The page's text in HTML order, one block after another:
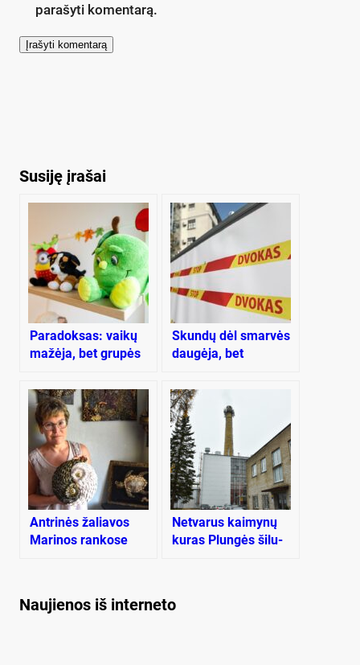
parašyti komentarą.
Susiję įrašai
Paradoksas: vaikų
mažėja, bet grupės
perpildytos
Skundų dėl smarvės
daugėja, bet
ką bausti
Antrinės žaliavos
Marinos rankose
Net­va­rus kai­my­nų
ku­ras Plun­gės ši­lu­
Naujienos iš interneto